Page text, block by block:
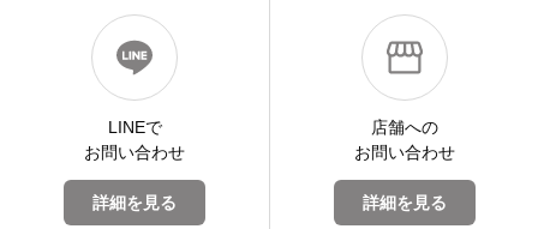
LINEで
お問い合わせ
詳細を見る
店舗への
お問い合わせ
詳細を見る